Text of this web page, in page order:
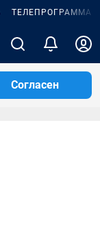
ТЕЛЕПРОГРАММА
Согласен